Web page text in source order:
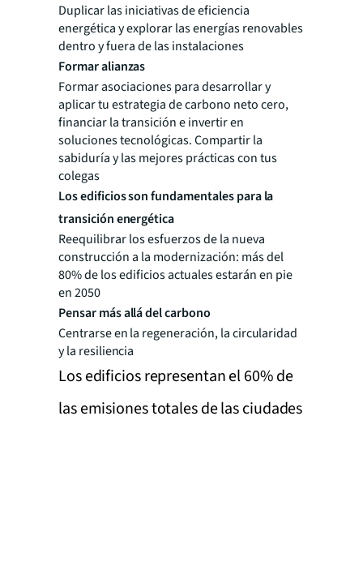
Duplicar las iniciativas de eficiencia
energética y explorar las energías renovables
dentro y fuera de las instalaciones
Formar alianzas
Formar asociaciones para desarrollar y
aplicar tu estrategia de carbono neto cero,
financiar la transición e invertir en
soluciones tecnológicas. Compartir la
sabiduría y las mejores prácticas con tus
colegas
Los edificios son fundamentales para la
transición energética
Reequilibrar los esfuerzos de la nueva
construcción a la modernización: más del
80% de los edificios actuales estarán en pie
en 2050
Pensar más allá del carbono
Centrarse en la regeneración, la circularidad
y la resiliencia
Los edificios representan el 60% de
las emisiones totales de las ciudades